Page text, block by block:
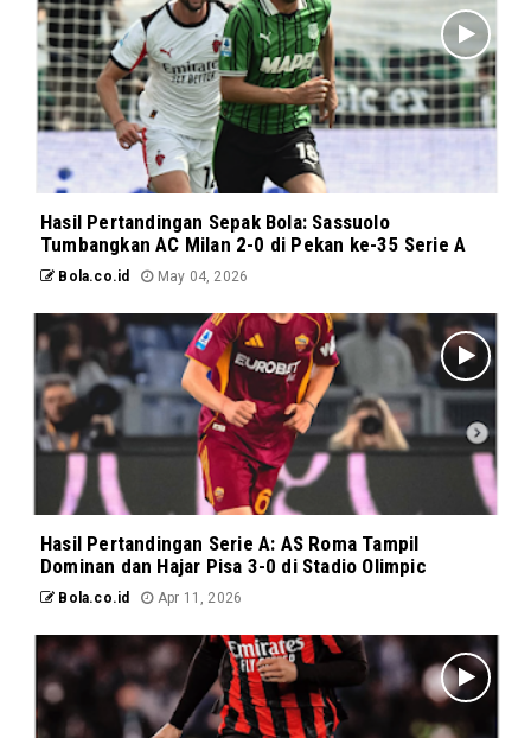
Hasil Pertandingan Sepak Bola: Sassuolo
Tumbangkan AC Milan 2-0 di Pekan ke-35 Serie A
Bola.co.id May 04, 2026
Hasil Pertandingan Serie A: AS Roma Tampil
Dominan dan Hajar Pisa 3-0 di Stadio Olimpic
Bola.co.id Apr 11, 2026